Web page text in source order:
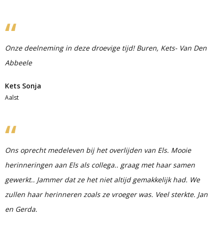
Onze deelneming in deze droevige tijd! Buren, Kets- Van Den
Abbeele
Kets Sonja
Aalst
Ons oprecht medeleven bij het overlijden van Els. Mooie
herinneringen aan Els als collega.. graag met haar samen
gewerkt.. Jammer dat ze het niet altijd gemakkelijk had. We
zullen haar herinneren zoals ze vroeger was. Veel sterkte. Jan
en Gerda.